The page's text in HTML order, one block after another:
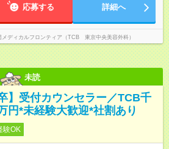
応募する 詳細へ
メディカルフロンティア（TCB 東京中央美容外科）
未読
】受付カウンセラー／TCB千
円*未経験大歓迎*社割あり
験OK